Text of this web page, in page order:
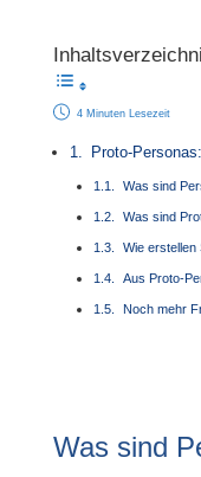
4 Minuten Lesezeit
Proto-
Was sind
Was sind
Wie erstellen
Aus Proto-
Noch mehr
Was sind